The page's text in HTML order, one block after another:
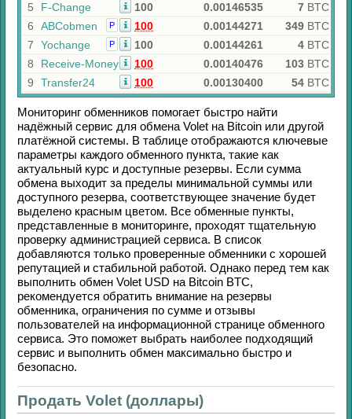
5
F-Change 100 0.00146535 7 BTC
6
ABCobmen Р 100 0.00144271 349 BTC
7
Yochange Р 100 0.00144261 4 BTC
8
Receive-Money 100 0.00140476 103 BTC
9
Transfer24 100 0.00130400 54 BTC
Мониторинг обменников помогает быстро найти
надёжный сервис для обмена Volet на Bitcoin или другой
платёжной системы. В таблице отображаются ключевые
параметры каждого обменного пункта, такие как
актуальный курс и доступные резервы. Если сумма
обмена выходит за пределы минимальной суммы или
доступного резерва, соответствующее значение будет
выделено красным цветом. Все обменные пункты,
представленные в мониторинге, проходят тщательную
проверку администрацией сервиса. В список
добавляются только проверенные обменники с хорошей
репутацией и стабильной работой. Однако перед тем как
выполнить обмен Volet USD на Bitcoin BTC,
рекомендуется обратить внимание на резервы
обменника, ограничения по сумме и отзывы
пользователей на информационной странице обменного
сервиса. Это поможет выбрать наиболее подходящий
сервис и выполнить обмен максимально быстро и
безопасно.
Продать Volet (доллары)